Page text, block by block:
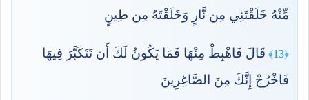
مِّنْهُ خَلَقْتَنِي مِن نَّارٍ وَخَلَقْتَهُ مِن طِينٍ
﴿13﴾
قَالَ فَاهْبِطْ مِنْهَا فَمَا يَكُونُ لَكَ أَن تَتَكَبَّرَ فِيهَا
فَاخْرُجْ إِنَّكَ مِنَ الصَّاغِرِينَ